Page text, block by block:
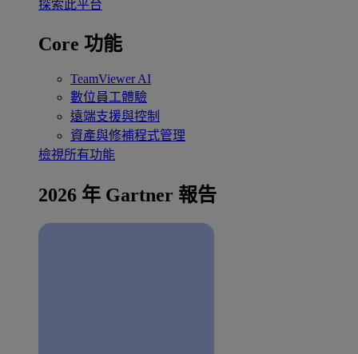
探索此平台
Core 功能
TeamViewer AI
數位員工體驗
遠端支援與控制
資產與修補程式管理
檢視所有功能
2026 年 Gartner 報告